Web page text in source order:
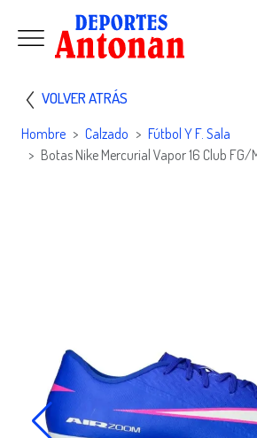
VOLVER ATRÁS
Hombre Calzado
Fútbol Y F. Sala
Botas Nike Mercurial Vapor 16 Club FG/